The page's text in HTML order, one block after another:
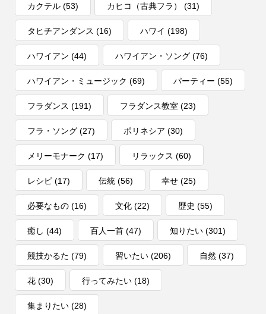
カクテル(53) カヒコ（古典フラ） (31)
タヒチアンダンス (16) ハワイ (198)
ハワイアン (44) ハワイアン・ソング(76)
ハワイアン・ミュージック (69) パーティー (55)
フラダンス (191) フラダンス教室 (23)
フラ・ソング(27) ポリネシア (30)
メリーモナーク (17) リラックス (60)
レシピ(17) 伝統(56) 幸せ(25)
必要なもの(16) 文化(22) 歴史 (55)
癒し (44) 百人一首(47) 知りたい(301)
競技かるた (79) 習いたい(206) 自然 (37)
花(30) 行ってみたい(18)
集まりたい(28)